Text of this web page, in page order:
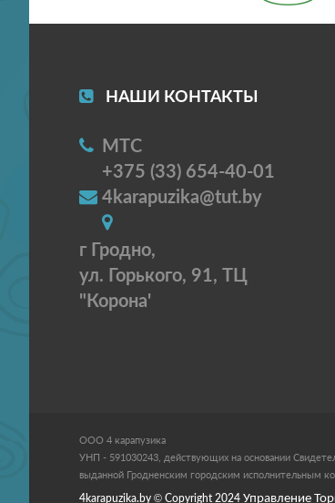
НАШИ КОНТАКТЫ
МТС
+375 (33) 654-40-01
4karapuzika@tut.by
г Гродно,
ул. Горького, 91, ТЦ
"Корона'
ООО 4 карапузика
УНП - 591030243, действующих на основании
выданной Гродненским городским исполнительным
4karapuzika.by © Copyright 2024 Управление